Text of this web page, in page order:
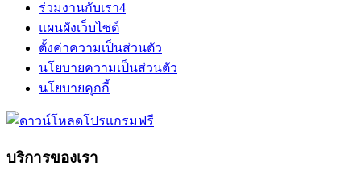
ร่วมงานกับเรา4
แผนผังเว็บไซต์
ตั้งค่าความเป็นส่วนตัว
นโยบายความเป็นส่วนตัว
นโยบายคุกกี้
บริการของเรา